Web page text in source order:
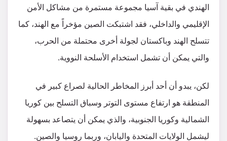
الهندي في بقية آسيا مجموعة مستمرة من مشاكل الأمن
الإقليمي والداخلي، فقد اشتبكت الصين مؤخراً مع الهند، كما
تتسلح الهند وباكستان لجولة أخرى محتملة من الحرب،
والتي يمكن أن تشمل استخدام الأسلحة النووية.
لكن، يبدو أن أحد أبرز المخاطر الحالية لصراع كبير في
المنطقة هو ارتفاع مستوى التوتر وسباق التسلح بين كوريا
الشمالية وكوريا الجنوبية، والذي يمكن أن يتصاعد بسهولة
ليشمل الولايات المتحدة واليابان، وربما روسيا والصين.